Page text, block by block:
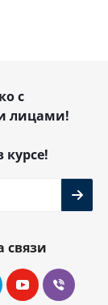
с
лицами!
курсе!
связи